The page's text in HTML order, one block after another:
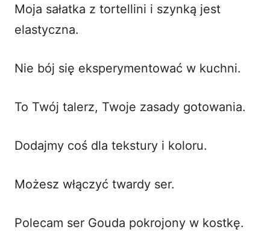
Moja sałatka z tortellini i szynką jest
elastyczna.
Nie bój się eksperymentować w kuchni.
To Twój talerz, Twoje zasady gotowania.
Dodajmy coś dla tekstury i koloru.
Możesz włączyć twardy ser.
Polecam ser Gouda pokrojony w kostkę.